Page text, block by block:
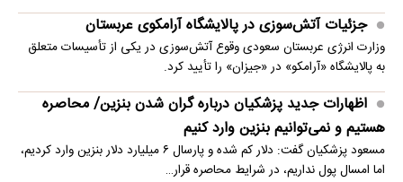
جزئیات آتش‌سوزی در پالایشگاه آرامکوی عربستان
وزارت انرژی عربستان سعودی وقوع آتش‌سوزی در یکی از تأسیسات متعلق
به پالایشگاه «آرامکو» در «جیزان» را تأیید کرد.
اظهارات جدید پزشکیان درباره گران شدن بنزین/ محاصره
هستیم و نمی‌توانیم بنزین وارد کنیم
مسعود پزشکیان گفت: دلار کم شده و پارسال ۶ میلیارد دلار بنزین وارد کردیم،
اما امسال پول نداریم، در شرایط محاصره قرار…